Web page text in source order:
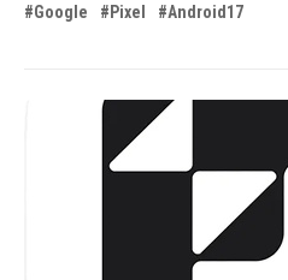
#Google #Pixel #Android17